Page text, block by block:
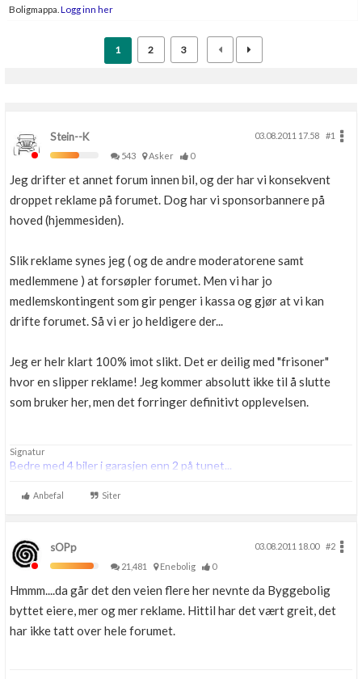
Boligmappa. Logg inn her
1 2 3
Stein--K 03.08.2011 17.58
#1
543
Asker 0
Jeg drifter et annet forum innen bil, og der har vi konsekvent
droppet reklame på forumet. Dog har vi sponsorbannere på
hoved (hjemmesiden).
Slik reklame synes jeg ( og de andre moderatorene samt
medlemmene ) at forsøpler forumet. Men vi har jo
medlemskontingent som gir penger i kassa og gjør at vi kan
drifte forumet. Så vi er jo heldigere der...
Jeg er helr klart 100% imot slikt. Det er deilig med "frisoner"
hvor en slipper reklame! Jeg kommer absolutt ikke til å slutte
som bruker her, men det forringer definitivt opplevelsen.
Signatur
Bedre med 4 biler i garasjen enn 2 på tunet...
Anbefal Siter
sOPp 03.08.2011 18.00
#2
21,481
Enebolig 0
Hmmm....da går det den veien flere her nevnte da Byggebolig
byttet eiere, mer og mer reklame. Hittil har det vært greit, det
har ikke tatt over hele forumet.